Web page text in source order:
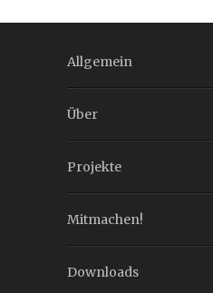
Allgemein
Über
Projekte
Mitmachen!
Downloads